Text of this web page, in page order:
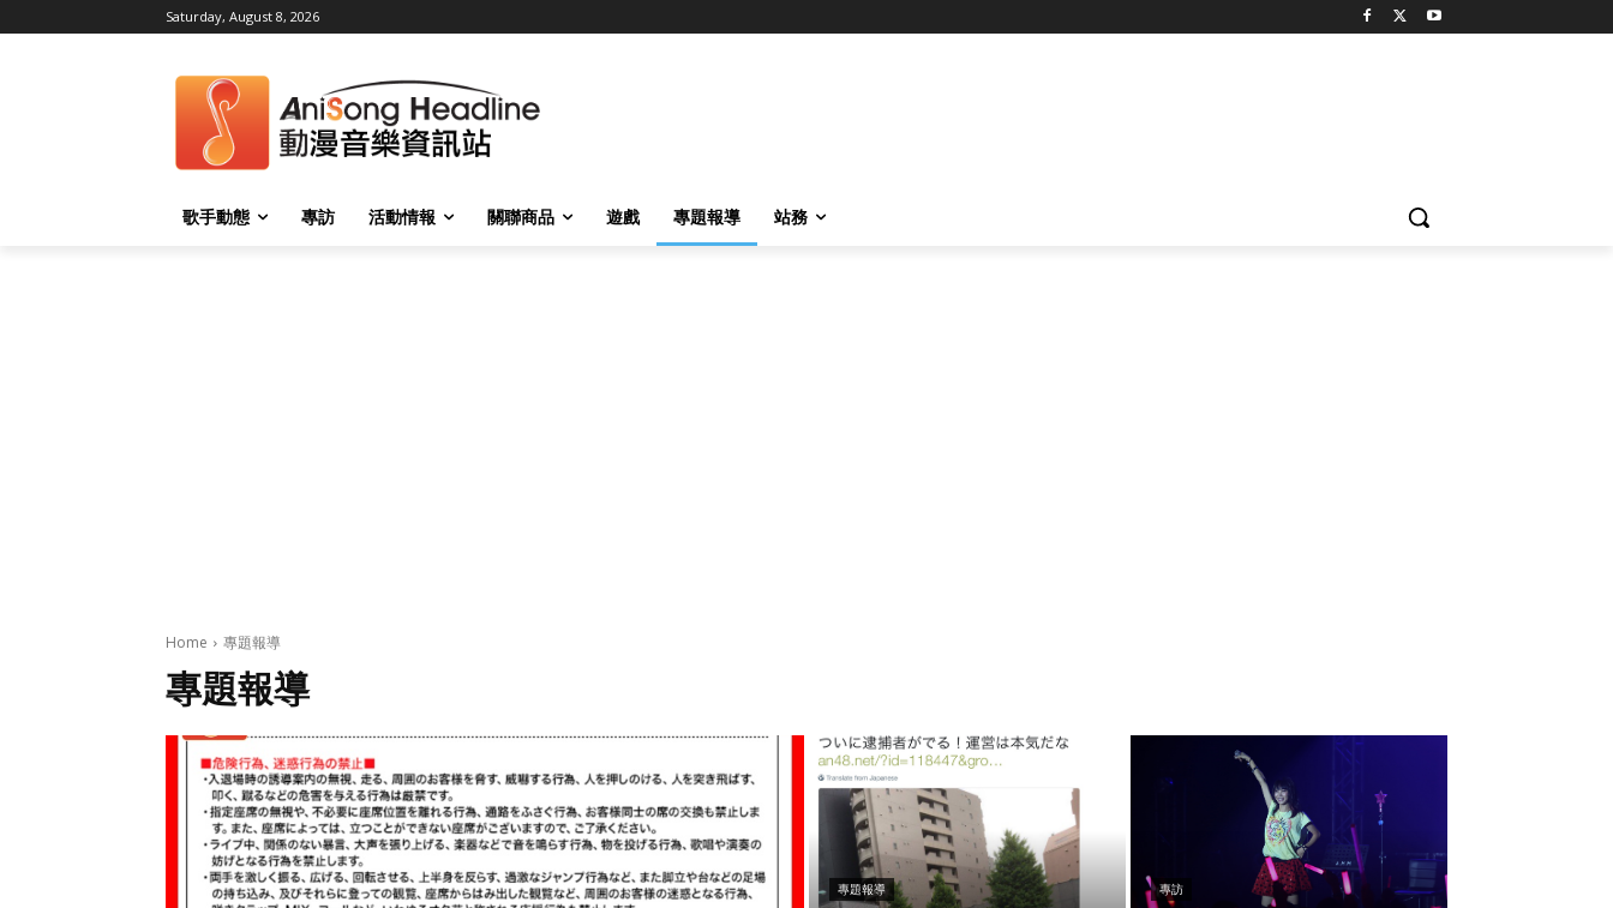
Saturday, August 8, 2026
歌手動態 專訪 活動情報 關聯商品 遊戲 專題報導 站務
Home 專題報導
專題報導
專題報導 專訪